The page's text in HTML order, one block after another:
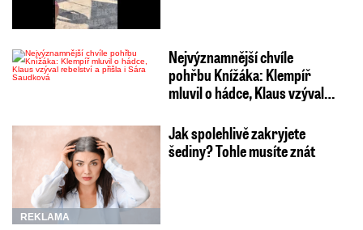
Nejvýznamnější chvíle
pohřbu Knížáka: Klempíř
mluvil o hádce, Klaus vzýval…
REKLAMA
Jak spolehlivě zakryjete
šediny? Tohle musíte znát